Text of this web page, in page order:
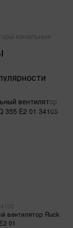
канальные
вентилятор Ruck
01